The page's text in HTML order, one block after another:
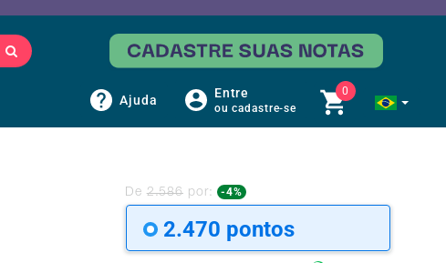
Ajuda Entre
ou cadastre-se
0
De 2.586 por: -4%
2.470 pontos